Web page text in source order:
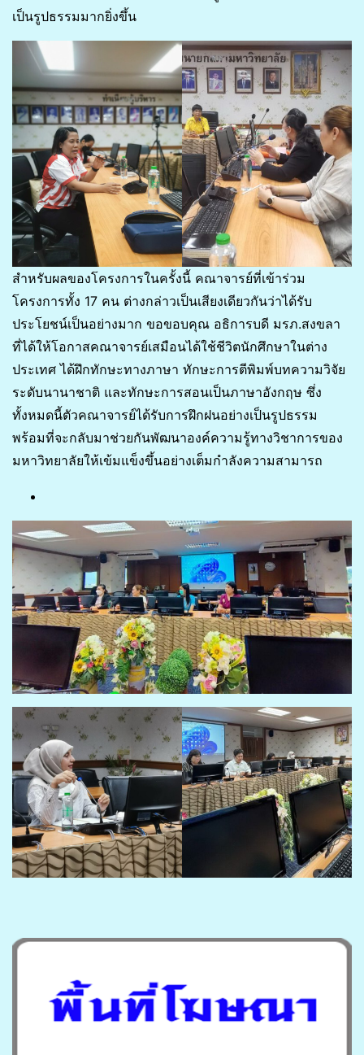
เป็นรูปธรรมมากยิ่งขึ้น
สำหรับผลของโครงการในครั้งนี้ คณาจารย์ที่เข้าร่วม
โครงการทั้ง 17 คน ต่างกล่าวเป็นเสียงเดียวกันว่าได้รับ
ประโยชน์เป็นอย่างมาก ขอขอบคุณ อธิการบดี มรภ.สงขลา
ที่ได้ให้โอกาสคณาจารย์เสมือนได้ใช้ชีวิตนักศึกษาในต่าง
ประเทศ ได้ฝึกทักษะทางภาษา ทักษะการตีพิมพ์บทความวิจัย
ระดับนานาชาติ และทักษะการสอนเป็นภาษาอังกฤษ ซึ่ง
ทั้งหมดนี้ตัวคณาจารย์ได้รับการฝึกฝนอย่างเป็นรูปธรรม
พร้อมที่จะกลับมาช่วยกันพัฒนาองค์ความรู้ทางวิชาการของ
มหาวิทยาลัยให้เข้มแข็งขึ้นอย่างเต็มกำลังความสามารถ